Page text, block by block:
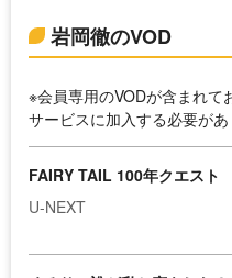
岩岡徹のVOD
※会員専用のVODが含まれて
サービスに加入する必要があ
FAIRY TAIL 100年クエスト
U-NEXT